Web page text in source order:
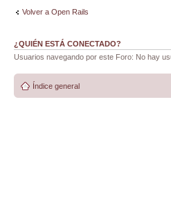
Volver a Open Rails
¿QUIÉN ESTÁ CONECTADO?
Usuarios navegando por este Foro: No hay
Índice general